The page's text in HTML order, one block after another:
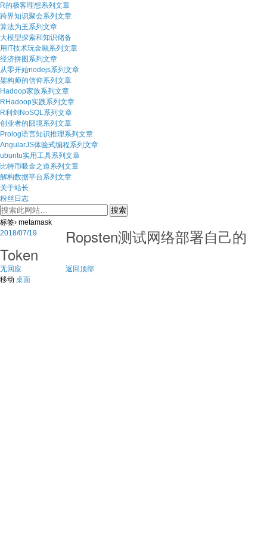
R的极客理想系列文章
跨界知识聚会系列文章
算法为王系列文章
大模型探索和知识储备
用IT技术玩金融系列文章
经济拼图系列文章
从零开始nodejs系列文章
架构师的信仰系列文章
Hadoop家族系列文章
RHadoop实践系列文章
R利剑NoSQL系列文章
创业者的囧境系列文章
Prolog语言知识推理系列文章
AngularJS体验式编程系列文章
ubuntu实用工具系列文章
比特币吸金之道系列文章
解构数据平台系列文章
关于站长
粉丝日志
标签› metamask
2018/07/19
Ropsten测试网络部署自己的
Token
无回应
返回顶部
移动 桌面